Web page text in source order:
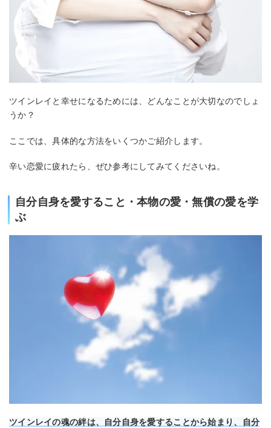
ツインレイと幸せになるためには、どんなことが大切なのでしょ
うか？
ここでは、具体的な方法をいくつかご紹介します。
辛い恋愛に疲れたら、ぜひ参考にしてみてくださいね。
自分自身を愛すること・本物の愛・無償の愛を学
ぶ
ツインレイの魂の絆は、自分自身を愛することから始まり、自分